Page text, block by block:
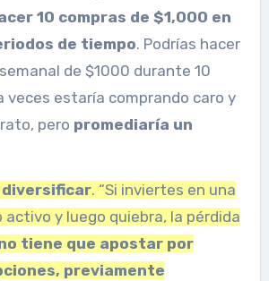
10 compras de $1,000 en
de tiempo. Podrías hacer
de $1000 durante 10
veces estaría comprando caro y
pero promediaría un
diversificar. “Si inviertes en una
activo y luego quiebra, la pérdida
tiene que apostar por
previamente